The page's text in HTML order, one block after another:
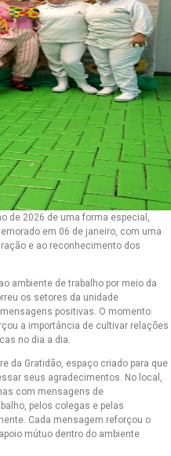
de 2026 de uma forma especial,
em 06 de janeiro, com uma
e ao reconhecimento dos
ambiente de trabalho por meio da
os setores da unidade
positivas. O momento
a importância de cultivar relações
no dia a dia.
da Gratidão, espaço criado para que
seus agradecimentos. No local,
com mensagens de
pelos colegas e pelas
Cada mensagem reforçou o
mútuo dentro do ambiente